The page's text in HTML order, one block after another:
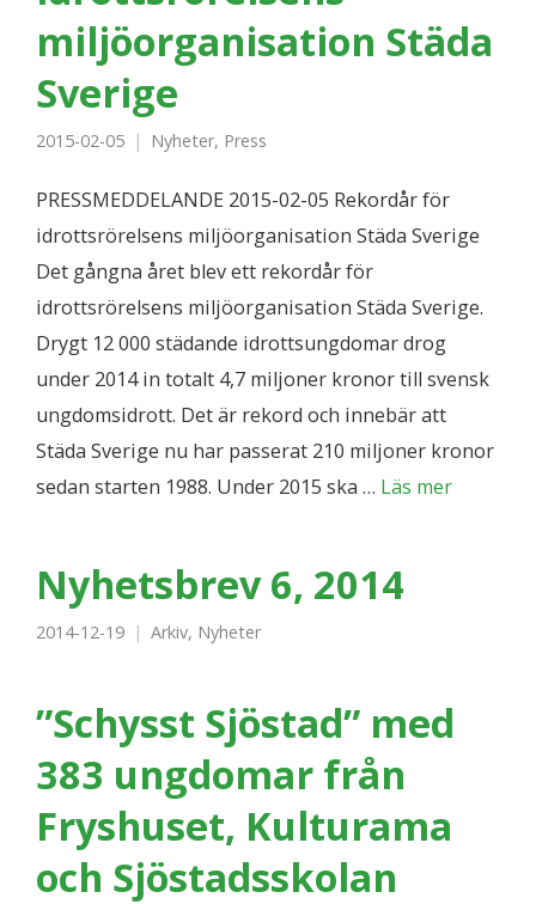
miljöorganisation Städa
Sverige
2015-02-05 Nyheter, Press
PRESSMEDDELANDE 2015-02-05 Rekordår för
idrottsrörelsens miljöorganisation Städa Sverige
Det gångna året blev ett rekordår för
idrottsrörelsens miljöorganisation Städa Sverige.
Drygt 12 000 städande idrottsungdomar drog
under 2014 in totalt 4,7 miljoner kronor till svensk
ungdomsidrott. Det är rekord och innebär att
Städa Sverige nu har passerat 210 miljoner kronor
sedan starten 1988. Under 2015 ska … Läs mer
Nyhetsbrev 6, 2014
2014-12-19 Arkiv, Nyheter
”Schysst Sjöstad” med
383 ungdomar från
Fryshuset, Kulturama
och Sjöstadsskolan